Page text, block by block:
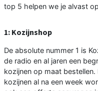
top 5 helpen we je alvast
1: Kozijnshop
De absolute nummer 1 is
de radio en al jaren een
kozijnen op maat
kozijnen al na een week